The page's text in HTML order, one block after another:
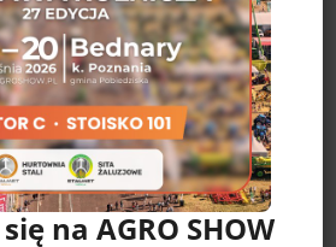
na AGRO SHOW